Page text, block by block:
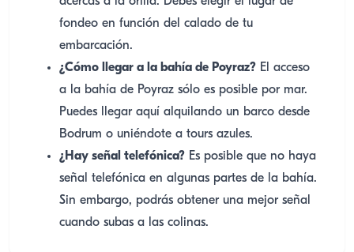
fondeo en función del calado de tu
embarcación.
¿Cómo llegar a la bahía de Poyraz? El acceso
a la bahía de Poyraz sólo es posible por mar.
Puedes llegar aquí alquilando un barco desde
Bodrum o uniéndote a tours azules.
¿Hay señal telefónica? Es posible que no haya
señal telefónica en algunas partes de la bahía.
Sin embargo, podrás obtener una mejor señal
cuando subas a las colinas.